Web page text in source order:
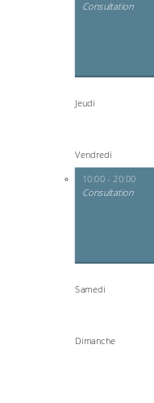
Consultation
Jeudi
Vendredi
10:00 - 20:00
Consultation
Samedi
Dimanche